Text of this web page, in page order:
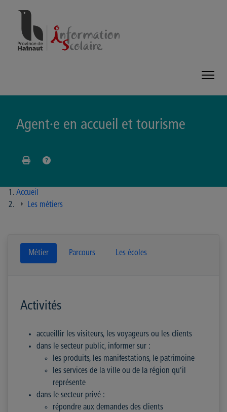
Agent·e en accueil et tourisme
Accueil
Les métiers
Métier Parcours Les écoles
Activités
accueillir les visiteurs, les voyageurs ou les clients
dans le secteur public, informer sur :
les produits, les manifestations, le patrimoine
les services de la ville ou de la région qu’il
représente
dans le secteur privé :
répondre aux demandes des clients